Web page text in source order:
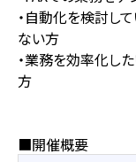
・自動化を検討し
ない方
・業務を効率化し
方
■開催概要